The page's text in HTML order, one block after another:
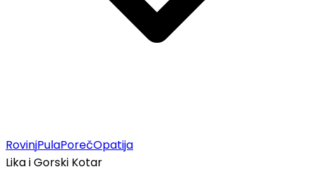
RovinjPulaPorečOpatija
Lika i Gorski Kotar